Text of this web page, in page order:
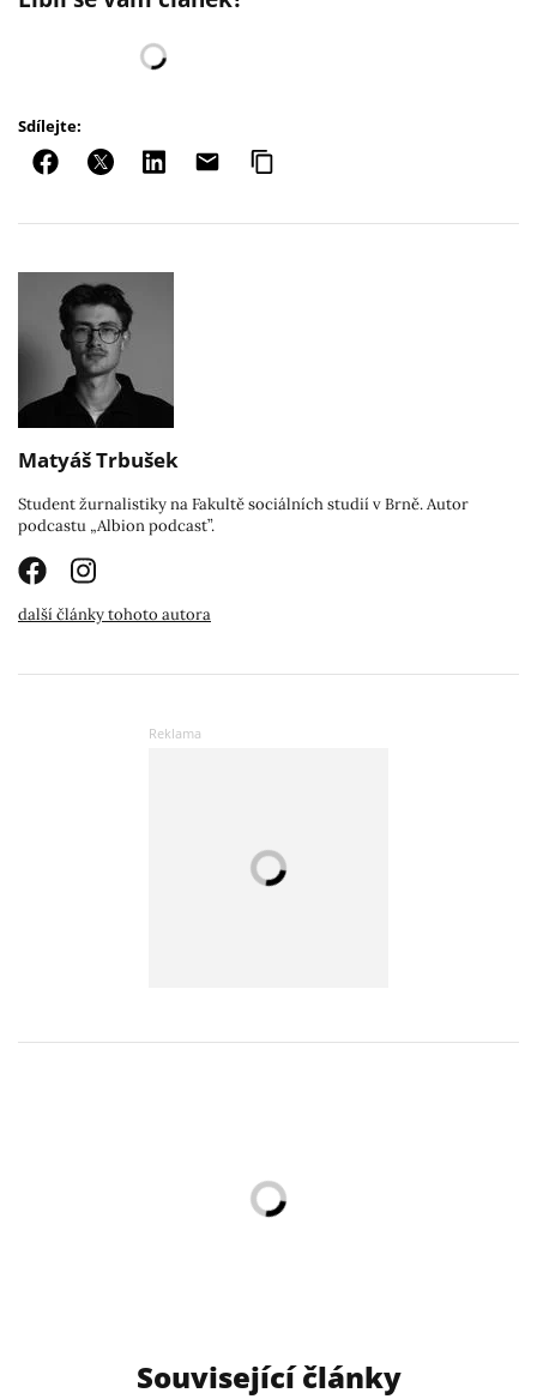
Sdílejte:
Matyáš Trbušek
Student žurnalistiky na Fakultě sociálních studií v Brně. Autor
podcastu „Albion podcast”.
další články tohoto autora
Související články